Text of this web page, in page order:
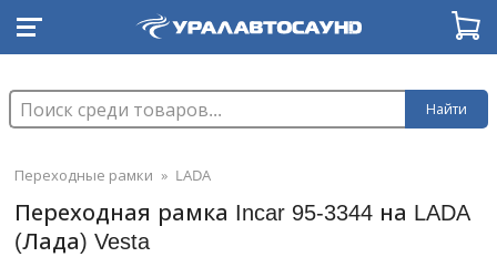
Найти
Переходные рамки » LADA
Переходная рамка Incar 95-3344 на LADA
(Лада) Vesta